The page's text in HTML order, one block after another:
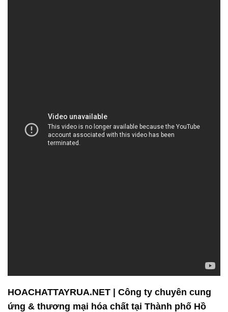
HOACHATTAYRUA.NET | Công ty chuyên cung
ứng & thương mại hóa chất tại Thành phố Hồ